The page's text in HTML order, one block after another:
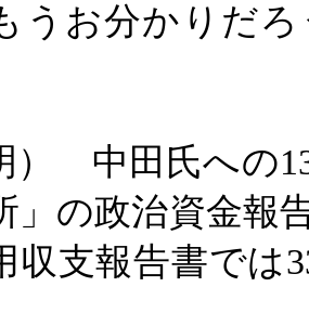
お分かりだろ
） 中田氏への
」の政治資金報
収支報告書では